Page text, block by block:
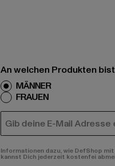
An welchen Produkten
MÄNNER
FRAUEN
E-MAIL
Informationen dazu, wie DefShop
kannst Dich jederzeit kostenfei